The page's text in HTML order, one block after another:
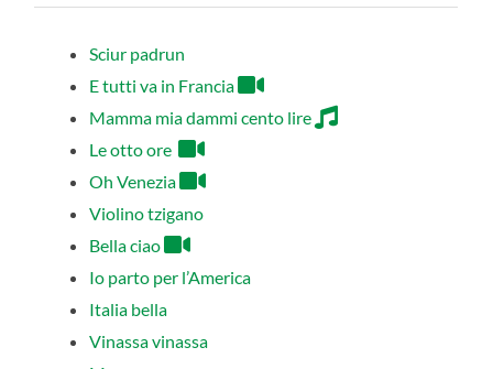
Sciur padrun
E tutti va in Francia
Mamma mia dammi cento lire
Le otto ore
Oh Venezia
Violino tzigano
Bella ciao
Io parto per l’America
Italia bella
Vinassa vinassa